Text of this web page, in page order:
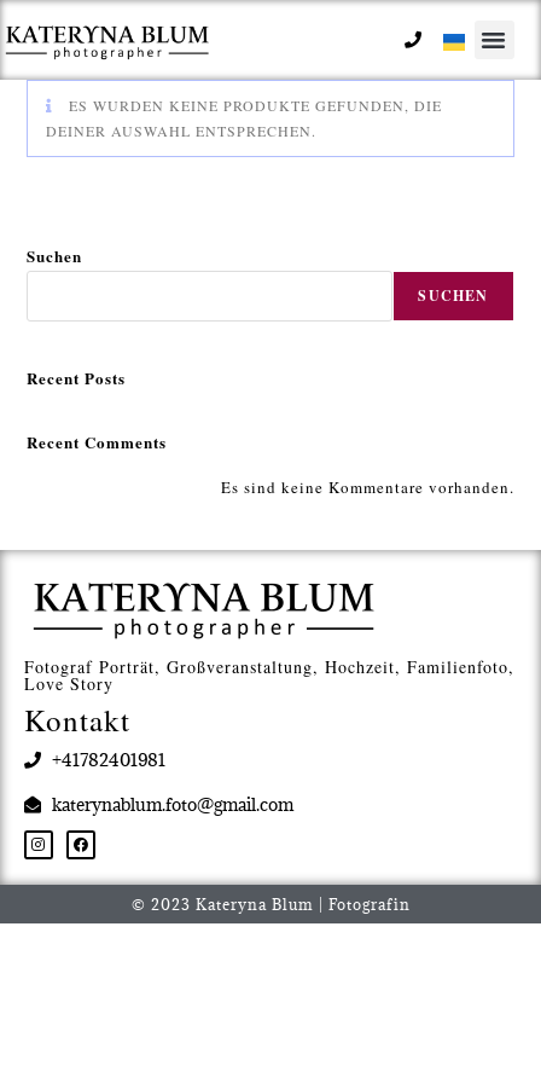
ES WURDEN KEINE PRODUKTE GEFUNDEN, DIE
DEINER AUSWAHL ENTSPRECHEN.
Suchen
SUCHEN
Recent Posts
Recent Comments
Es sind keine Kommentare vorhanden.
Fotograf Porträt, Großveranstaltung, Hochzeit, Familienfoto,
Love Story
Kontakt
+41782401981
katerynablum.foto@gmail.com
© 2023 Kateryna Blum | Fotografin